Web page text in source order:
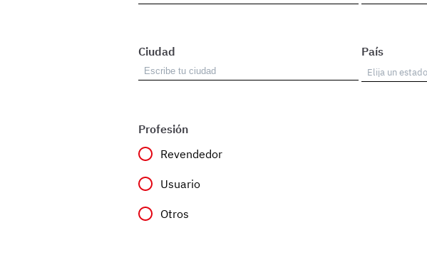
Ciudad País
Profesión
Revendedor
Usuario
Otros